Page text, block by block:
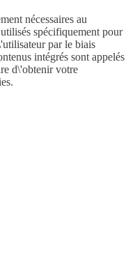
nécessaires au
spécifiquement pour
par le biais
intégrés sont appelés
d\'obtenir votre